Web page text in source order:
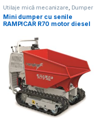
Utilaje mică mecanizare, Dumper
Mini dumper cu senile
RAMPICAR R70 motor diesel
hidrostatica, sarcina max.
800 kg – ROTAIR